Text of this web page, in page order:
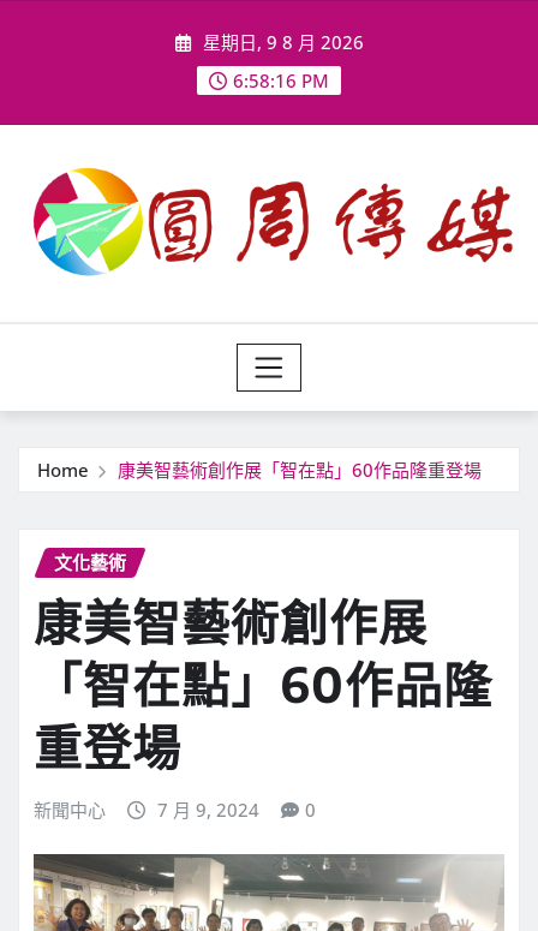
星期日, 9 8 月 2026
6:58:19 PM
Home 康美智藝術創作展「智在點」60作品隆重登場
文化藝術
康美智藝術創作展
「智在點」60作品隆
重登場
新聞中心 7 月 9, 2024 0